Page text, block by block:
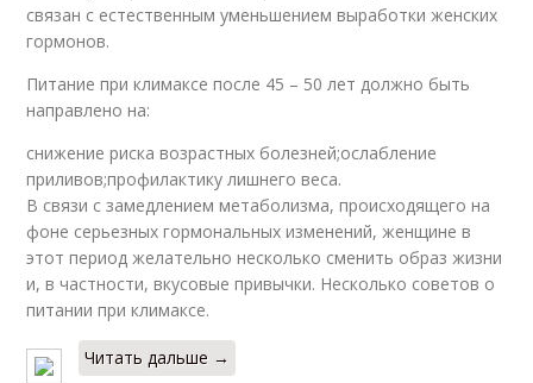
связан с естественным уменьшением выработки женских
гормонов.
Питание при климаксе после 45 – 50 лет должно быть
направлено на:
снижение риска возрастных болезней;ослабление
приливов;профилактику лишнего веса.
В связи с замедлением метаболизма, происходящего на
фоне серьезных гормональных изменений, женщине в
этот период желательно несколько сменить образ жизни
и, в частности, вкусовые привычки. Несколько советов о
питании при климаксе.
Читать дальше →